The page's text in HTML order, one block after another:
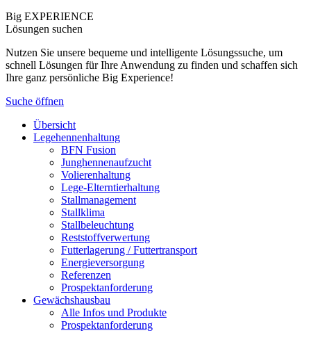
Big EXPERIENCE
Lösungen suchen
Nutzen Sie unsere bequeme und intelligente Lösungssuche, um
schnell Lösungen für Ihre Anwendung zu finden und schaffen sich
Ihre ganz persönliche Big Experience!
Suche öffnen
Übersicht
Legehennenhaltung
BFN Fusion
Junghennenaufzucht
Volierenhaltung
Lege-Elterntierhaltung
Stallmanagement
Stallklima
Stallbeleuchtung
Reststoffverwertung
Futterlagerung / Futtertransport
Energieversorgung
Referenzen
Prospektanforderung
Gewächshausbau
Alle Infos und Produkte
Prospektanforderung